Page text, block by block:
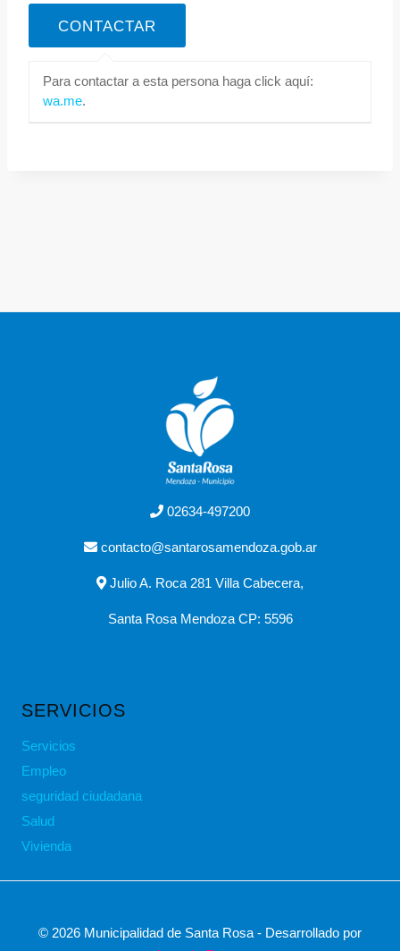
Para contactar a esta persona haga click aquí:
wa.me.
02634-497200
contacto@santarosamendoza.gob.ar
Julio A. Roca 281 Villa Cabecera,
Santa Rosa Mendoza CP: 5596
SERVICIOS
Servicios
Empleo
seguridad ciudadana
Salud
Vivienda
© 2026 Municipalidad de Santa Rosa - Desarrollado por